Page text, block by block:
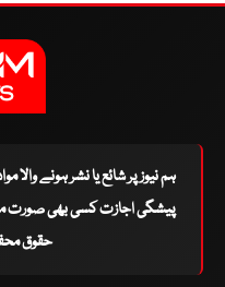
ہم نیوز پر شائع یا نشر ہونے والا
پیشگی اجازت کسی بھی صورت
حقوق